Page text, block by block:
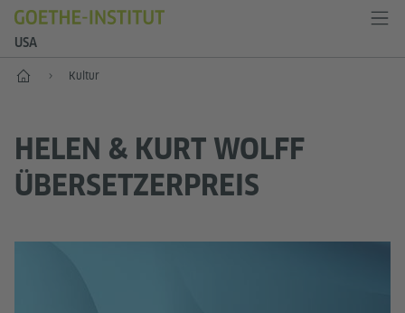
USA
Start Kultur
HELEN & KURT WOLFF
ÜBERSETZERPREIS